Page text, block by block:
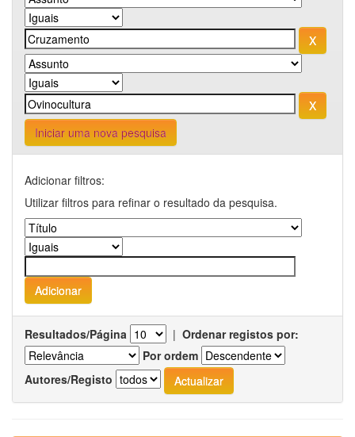
Iniciar uma nova pesquisa
Adicionar filtros:
Utilizar filtros para refinar o resultado da pesquisa.
Resultados/Página | Ordenar registos por:
Por ordem
Autores/Registo